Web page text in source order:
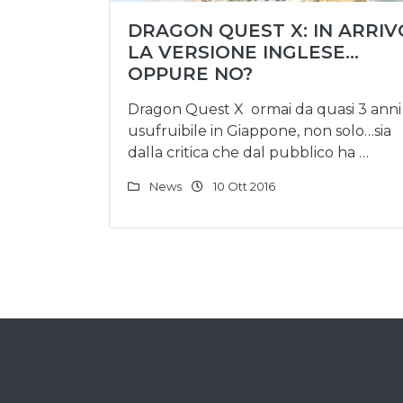
DRAGON QUEST X: IN
LA VERSIONE INGLESE…
OPPURE NO?
Dragon Quest X ormai da quasi 3
usufruibile in Giappone, non solo…sia
dalla critica che dal pubblico ha …
News 10 Ott 2016